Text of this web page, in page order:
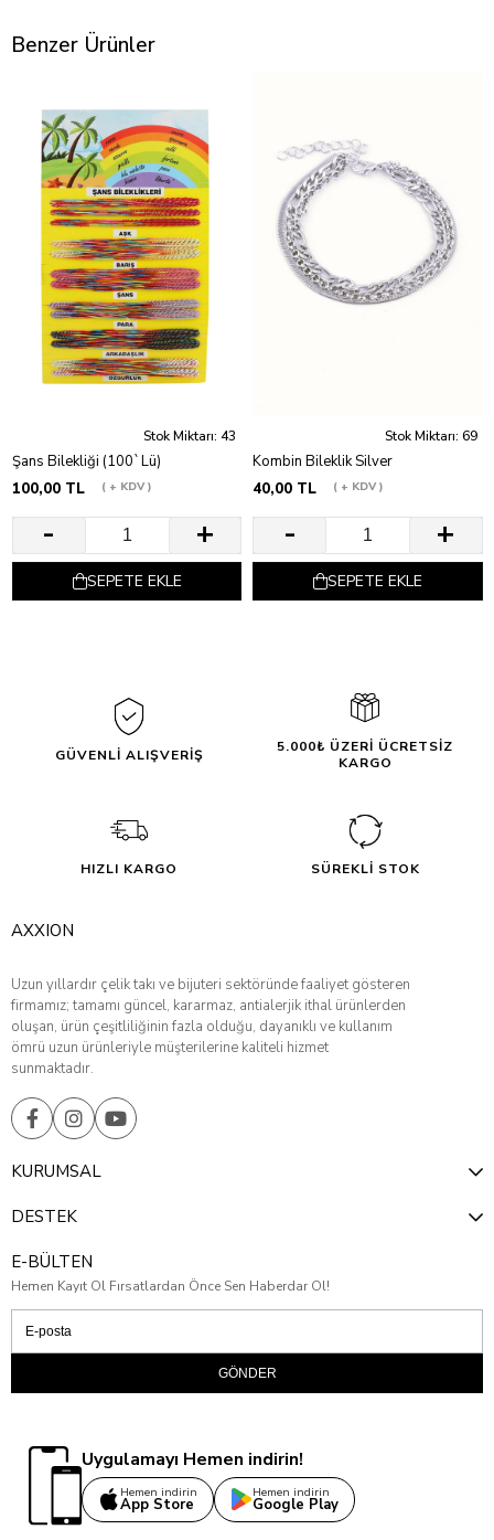
Benzer Ürünler
Stok Miktarı: 43
Şans Bilekliği (100`Lü)
100,00 TL
+ KDV
SEPETE EKLE
Stok Miktarı: 69
Kombin Bileklik Silver
40,00 TL
+ KDV
SEPETE EKLE
GÜVENLİ ALIŞVERİŞ
5.000₺ ÜZERİ ÜCRETSİZ
KARGO
HIZLI KARGO SÜREKLİ STOK
AXXION
Uzun yıllardır çelik takı ve bijuteri sektöründe faaliyet gösteren
firmamız; tamamı güncel, kararmaz, antialerjik ithal ürünlerden
oluşan, ürün çeşitliliğinin fazla olduğu, dayanıklı ve kullanım
ömrü uzun ürünleriyle müşterilerine kaliteli hizmet
sunmaktadır.
KURUMSAL
DESTEK
E-BÜLTEN
Hemen Kayıt Ol Fırsatlardan Önce Sen Haberdar Ol!
GÖNDER
Uygulamayı Hemen indirin!
Hemen indirin
App Store
Hemen indirin
Google Play